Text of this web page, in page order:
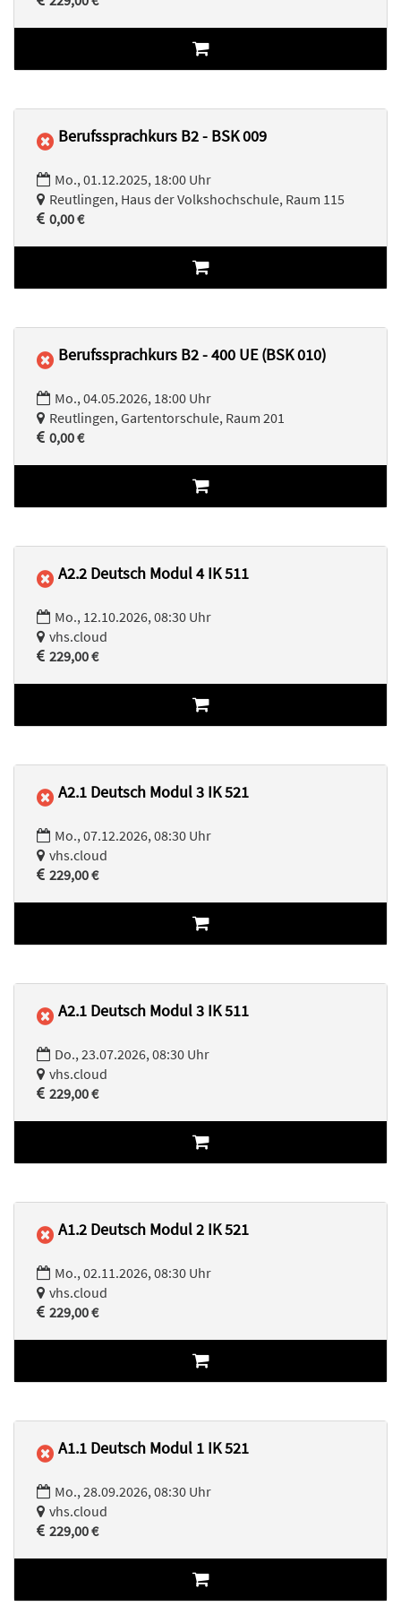
Berufssprachkurs B2 - BSK 009
Mo., 01.12.2025, 18:00 Uhr
Reutlingen, Haus der Volkshochschule, Raum 115
0,00 €
Berufssprachkurs B2 - 400 UE (BSK 010)
Mo., 04.05.2026, 18:00 Uhr
Reutlingen, Gartentorschule, Raum 201
0,00 €
A2.2 Deutsch Modul 4 IK 511
Mo., 12.10.2026, 08:30 Uhr
vhs.cloud
229,00 €
A2.1 Deutsch Modul 3 IK 521
Mo., 07.12.2026, 08:30 Uhr
vhs.cloud
229,00 €
A2.1 Deutsch Modul 3 IK 511
Do., 23.07.2026, 08:30 Uhr
vhs.cloud
229,00 €
A1.2 Deutsch Modul 2 IK 521
Mo., 02.11.2026, 08:30 Uhr
vhs.cloud
229,00 €
A1.1 Deutsch Modul 1 IK 521
Mo., 28.09.2026, 08:30 Uhr
vhs.cloud
229,00 €